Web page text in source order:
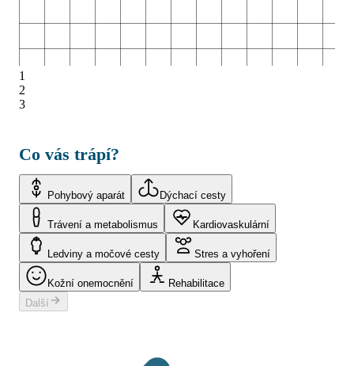
1
2
3
Co vás trápí?
Pohybový aparát Dýchací cesty
Trávení a metabolismus Kardiovaskulární
Ledviny a močové cesty Stres a vyhoření
Kožní onemocnění
Rehabilitace
Další